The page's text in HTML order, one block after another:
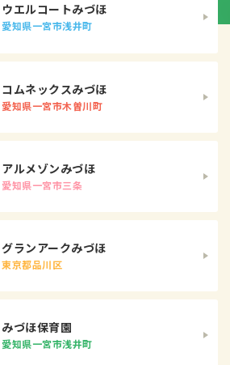
ウエルコートみづほ
愛知県一宮市浅井町
コムネックスみづほ
愛知県一宮市木曽川町
アルメゾンみづほ
愛知県一宮市三条
グランアークみづほ
東京都品川区
みづほ保育園
愛知県一宮市浅井町